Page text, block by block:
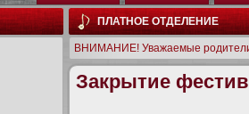
ПЛАТНОЕ ОТДЕЛЕНИЕ
ВНИМАНИЕ! Уважаемые
Закрытие